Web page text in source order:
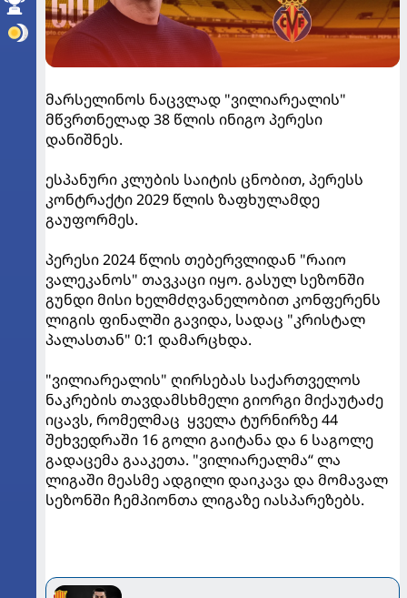
მარსელინოს ნაცვლად "ვილიარეალის"
მწვრთნელად 38 წლის ინიგო პერესი
დანიშნეს.
ესპანური კლუბის საიტის ცნობით, პერესს
კონტრაქტი 2029 წლის ზაფხულამდე
გაუფორმეს.
პერესი 2024 წლის თებერვლიდან "რაიო
ვალეკანოს" თავკაცი იყო. გასულ სეზონში
გუნდი მისი ხელმძღვანელობით კონფერენს
ლიგის ფინალში გავიდა, სადაც "კრისტალ
პალასთან" 0:1 დამარცხდა.
"ვილიარეალის" ღირსებას საქართველოს
ნაკრების თავდამსხმელი გიორგი მიქაუტაძე
იცავს, რომელმაც ყველა ტურნირზე 44
შეხვედრაში 16 გოლი გაიტანა და 6 საგოლე
გადაცემა გააკეთა. "ვილიარეალმა“ ლა
ლიგაში მეასმე ადგილი დაიკავა და მომავალ
სეზონში ჩემპიონთა ლიგაზე იასპარეზებს.